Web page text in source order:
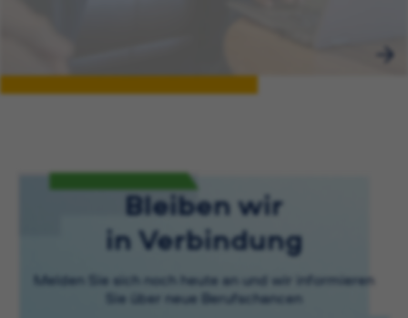
Bleiben wir
in Verbindung
Melden Sie sich noch heute an und wir informieren
Sie über neue Berufschancen